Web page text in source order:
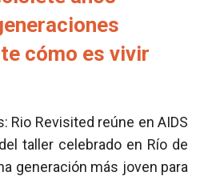
cómo es vivir
Rio Revisited reúne en AIDS
taller celebrado en Río de
generación más joven para